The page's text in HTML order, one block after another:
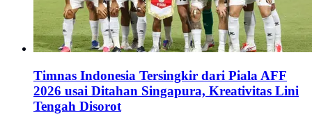
Timnas Indonesia Tersingkir dari Piala AFF
2026 usai Ditahan Singapura, Kreativitas Lini
Tengah Disorot